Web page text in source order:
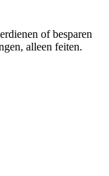
of besparen
alleen feiten.